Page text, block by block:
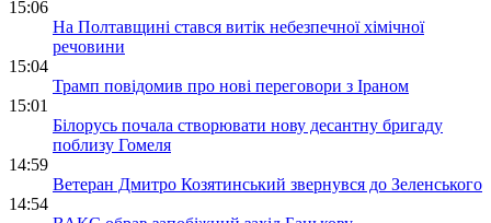
15:06
На Полтавщині стався витік небезпечної хімічної
речовини
15:04
Трамп повідомив про нові переговори з Іраном
15:01
Білорусь почала створювати нову десантну бригаду
поблизу Гомеля
14:59
Ветеран Дмитро Козятинський звернувся до Зеленського
14:54